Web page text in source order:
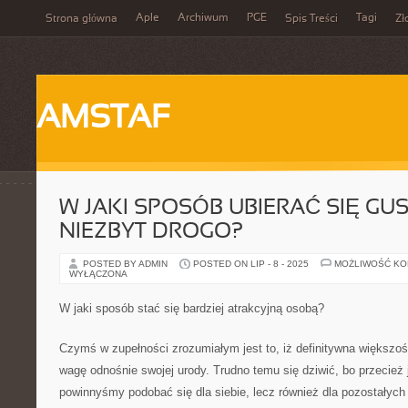
Strona główna Aple Archiwum PGE Spis Treści Tagi
AMSTAF
W JAKI SPOSÓB UBIERAĆ SIĘ
NIEZBYT DROGO?
POSTED BY ADMIN POSTED ON LIP - 8 - 2025
MOŻLIWOŚĆ
WYŁĄCZONA
W jaki sposób stać się bardziej atrakcyjną osobą?
Czymś w zupełności zrozumiałym jest to, iż definitywna
wagę odnośnie swojej urody. Trudno temu się dziwić, bo
powinnyśmy podobać się dla siebie, lecz również dla